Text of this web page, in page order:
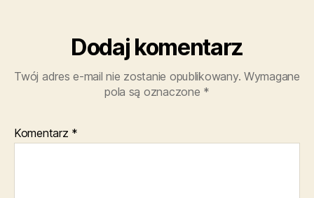
Dodaj komentarz
Twój adres e-mail nie zostanie opublikowany. Wymagane
pola są oznaczone *
Komentarz *